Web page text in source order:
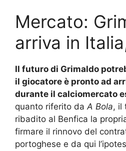
Mercato:
arriva in
Il futuro di Grimaldo
il giocatore è pronto ad
durante il calciomercato
quanto riferito daA Bola, il
ribadito al Benfica la
firmare il rinnovo del
portoghese e da qui